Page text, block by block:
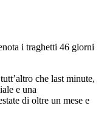
i traghetti 46 giorni
che last minute,
e una
di oltre un mese e